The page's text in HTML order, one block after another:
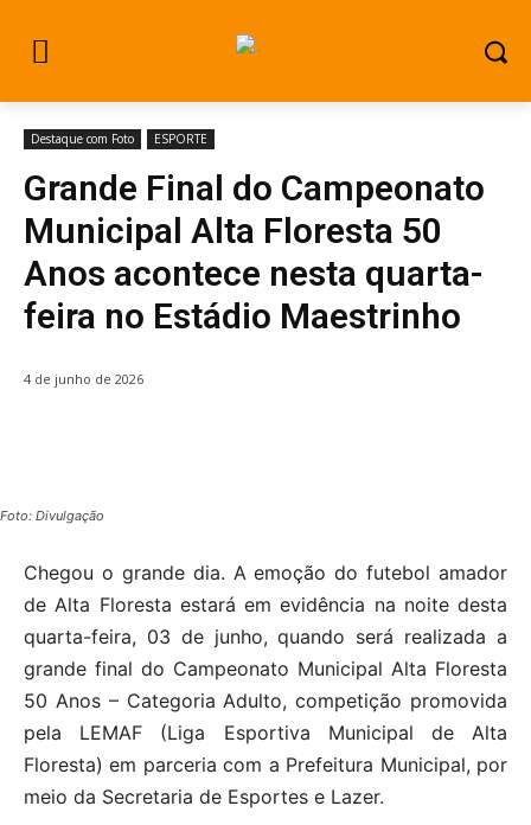
Destaque com Foto ESPORTE
Grande Final do Campeonato
Municipal Alta Floresta 50
Anos acontece nesta quarta-
feira no Estádio Maestrinho
4 de junho de 2026
Foto: Divulgação
Chegou o grande dia. A emoção do futebol amador
de Alta Floresta estará em evidência na noite desta
quarta-feira, 03 de junho, quando será realizada a
grande final do Campeonato Municipal Alta Floresta
50 Anos – Categoria Adulto, competição promovida
pela LEMAF (Liga Esportiva Municipal de Alta
Floresta) em parceria com a Prefeitura Municipal, por
meio da Secretaria de Esportes e Lazer.